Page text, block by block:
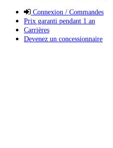
Connexion / Commandes
Prix garanti pendant 1 an
Carrières
Devenez un concessionnaire